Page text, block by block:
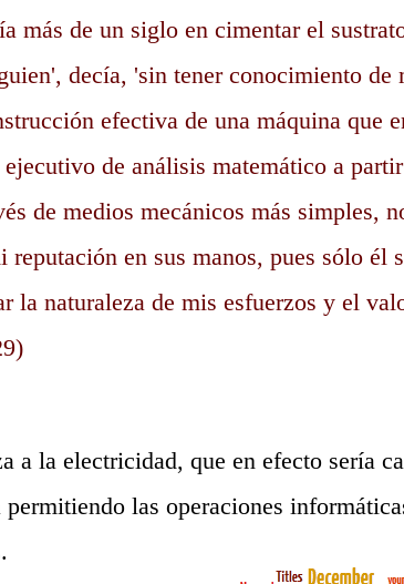
más de un siglo en cimentar el
decía, 'sin tener conocimiento de
efectiva de una máquina que
ejecutivo de análisis matemático a
de medios mecánicos más simples,
reputación en sus manos, pues sólo él
la naturaleza de mis esfuerzos y el
a la electricidad, que en efecto sería
permitiendo las operaciones